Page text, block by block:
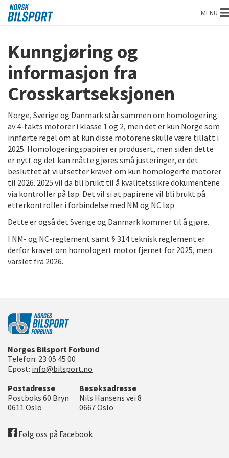
Norsk
bilsport MENU
Kunngjøring og
informasjon fra
Crosskartseksjonen
Norge, Sverige og Danmark står sammen om homologering
av 4-takts motorer i klasse 1 og 2, men det er kun Norge som
innførte regel om at kun disse motorene skulle være tillatt i
2025. Homologeringspapirer er produsert, men siden dette
er nytt og det kan måtte gjøres små justeringer, er det
besluttet at vi utsetter kravet om kun homologerte motorer
til 2026. 2025 vil da bli brukt til å kvalitetssikre dokumentene
via kontroller på løp. Det vil si at papirene vil bli brukt på
etterkontroller i forbindelse med NM og NC løp
Dette er også det Sverige og Danmark kommer til å gjøre.
I NM- og NC-reglement samt § 314 teknisk reglement er
derfor kravet om homologert motor fjernet for 2025, men
varslet fra 2026.
Norges Bilsport Forbund
Telefon: 23 05 45 00
Epost: info@bilsport.no
Postadresse
Postboks 60 Bryn
0611 Oslo
Besøksadresse
Nils Hansens vei 8
0667Oslo
Følg oss på Facebook